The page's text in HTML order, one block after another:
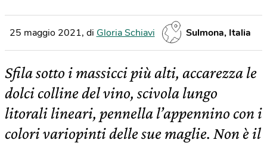
25 maggio 2021, di Gloria Schiavi Sulmona, Italia
Sfila sotto i massicci più alti, accarezza le
dolci colline del vino, scivola lungo
litorali lineari, pennella l’appennino con i
colori variopinti delle sue maglie. Non è il